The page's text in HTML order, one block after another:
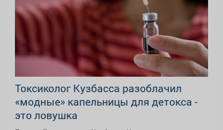
Токсиколог Кузбасса разоблачил
«модные» капельницы для детокса -
это ловушка